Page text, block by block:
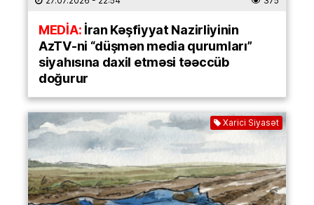
MEDİA:İran Kəşfiyyat Nazirliyinin
AzTV-ni “düşmən media qurumları”
siyahısına daxil etməsi təəccüb
doğurur
Xarici Siyasət